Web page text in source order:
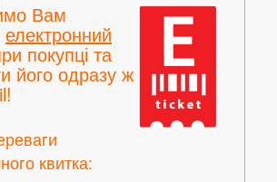
Вам
електронний
покупці та
його одразу ж
квитка: